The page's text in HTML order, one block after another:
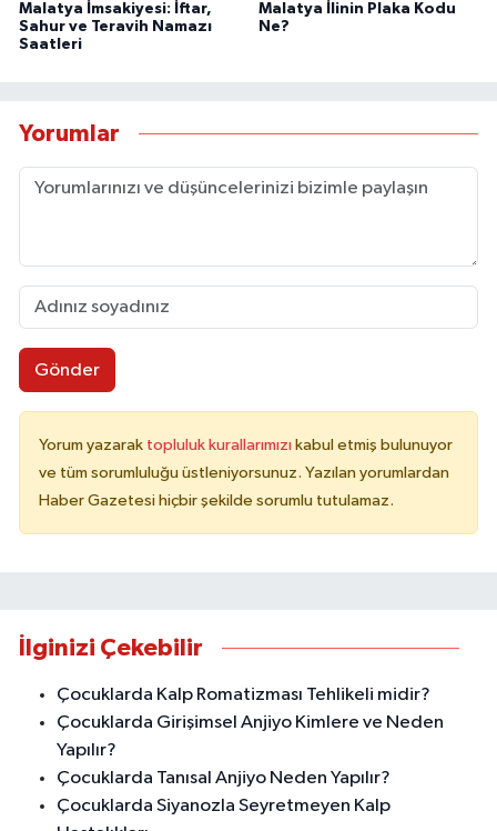
Malatya İmsakiyesi: İftar,
Sahur ve Teravih Namazı
Saatleri
Malatya İlinin Plaka Kodu
Ne?
Yorumlar
Gönder
Yorum yazarak topluluk kurallarımızı kabul etmiş bulunuyor
ve tüm sorumluluğu üstleniyorsunuz. Yazılan yorumlardan
Haber Gazetesi hiçbir şekilde sorumlu tutulamaz.
İlginizi Çekebilir
Çocuklarda Kalp Romatizması Tehlikeli midir?
Çocuklarda Girişimsel Anjiyo Kimlere ve Neden
Yapılır?
Çocuklarda Tanısal Anjiyo Neden Yapılır?
Çocuklarda Siyanozla Seyretmeyen Kalp